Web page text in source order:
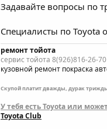
Задавайте вопросы по
Специалисты по Toyota
ремонт тойота
сервис тойота 8(926)816-26-70
кузовной ремонт покраска
Скупой платит дважды, дурак
У тебя есть Toyota или
Toyota Club